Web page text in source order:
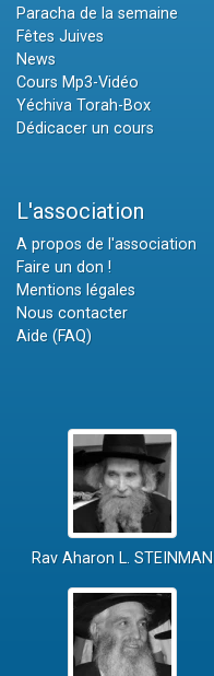
Paracha de la semaine
Fêtes Juives
News
Cours Mp3-Vidéo
Yéchiva Torah-Box
Dédicacer un cours
L'association
A propos de l'association
Faire un don !
Mentions légales
Nous contacter
Aide (FAQ)
Rav Aharon L. STEINMAN